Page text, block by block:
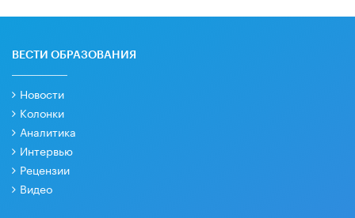
ВЕСТИ ОБРАЗОВАНИЯ
Новости
Колонки
Аналитика
Интервью
Рецензии
Видео